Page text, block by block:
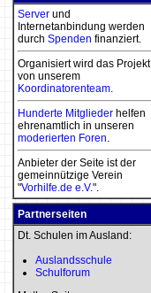
Server und
Internetanbindung werden
durch Spenden finanziert.
Organisiert wird das Projekt
von unserem
Koordinatorenteam.
Hunderte Mitglieder helfen
ehrenamtlich in unseren
moderierten Foren.
Anbieter der Seite ist der
gemeinnützige Verein
"Vorhilfe.de e.V.".
Partnerseiten
Dt. Schulen im Ausland:
Auslandsschule
Schulforum